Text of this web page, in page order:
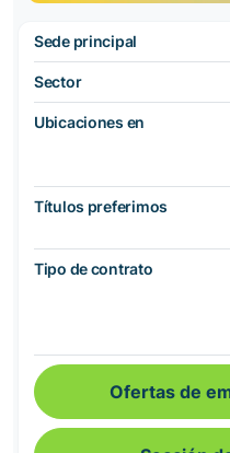
Sede principal
Sector
Ubicaciones en
Títulos preferimos
Tipo de contrato
Ofertas de